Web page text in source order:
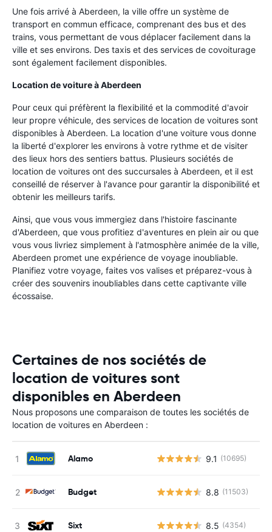
Une fois arrivé à Aberdeen, la ville offre un système de
transport en commun efficace, comprenant des bus et des
trains, vous permettant de vous déplacer facilement dans la
ville et ses environs. Des taxis et des services de covoiturage
sont également facilement disponibles.
Location de voiture à Aberdeen
Pour ceux qui préfèrent la flexibilité et la commodité d'avoir
leur propre véhicule, des services de location de voitures sont
disponibles à Aberdeen. La location d'une voiture vous donne
la liberté d'explorer les environs à votre rythme et de visiter
des lieux hors des sentiers battus. Plusieurs sociétés de
location de voitures ont des succursales à Aberdeen, et il est
conseillé de réserver à l'avance pour garantir la disponibilité et
obtenir les meilleurs tarifs.
Ainsi, que vous vous immergiez dans l'histoire fascinante
d'Aberdeen, que vous profitiez d'aventures en plein air ou que
vous vous livriez simplement à l'atmosphère animée de la ville,
Aberdeen promet une expérience de voyage inoubliable.
Planifiez votre voyage, faites vos valises et préparez-vous à
créer des souvenirs inoubliables dans cette captivante ville
écossaise.
Certaines de nos sociétés de
location de voitures sont
disponibles en Aberdeen
Nous proposons une comparaison de toutes les sociétés de
location de voitures en Aberdeen :
Alamo 9.1 (10695)
Budget 8.8 (11503)
Sixt 8.5 (4354)